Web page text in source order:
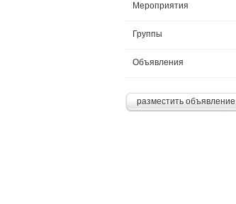
Мероприятия
Группы
Объявления
разместить объявление